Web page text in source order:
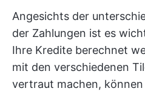
Angesichts der
der Zahlungen ist es
Ihre Kredite berechnet
mit den verschiedenen
vertraut machen,